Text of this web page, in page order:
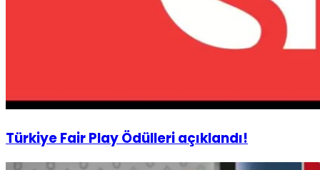
Türkiye Fair Play Ödülleri açıklandı!